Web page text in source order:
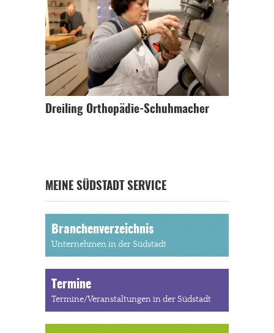
Dreiling Orthopädie-Schuhmacher
MEINE SÜDSTADT SERVICE
Branchenverzeichnis
Unternehmen in der Südstadt
Termine
Termine/Veranstaltungen in der Südstadt